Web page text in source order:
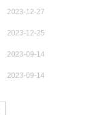
2023-12-27
2023-12-25
2023-09-14
2023-09-14